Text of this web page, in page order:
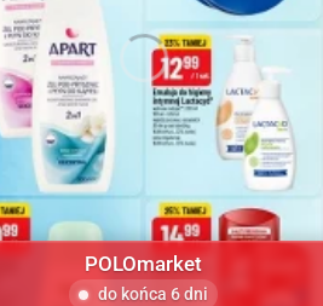
POLOmarket
do końca 6 dni